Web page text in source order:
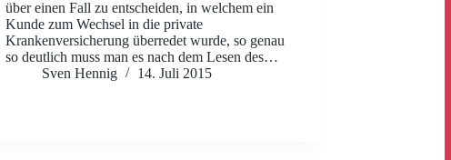
über einen Fall zu entscheiden, in welchem ein
Kunde zum Wechsel in die private
Krankenversicherung überredet wurde, so genau
so deutlich muss man es nach dem Lesen des…
Sven Hennig
14. Juli 2015